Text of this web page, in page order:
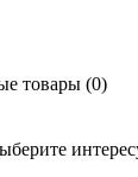
товары (0)